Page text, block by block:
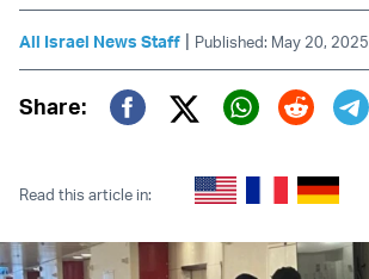
All Israel News Staff | Published: May 20, 2025
Share:
Twitter (X)
Read this article in: